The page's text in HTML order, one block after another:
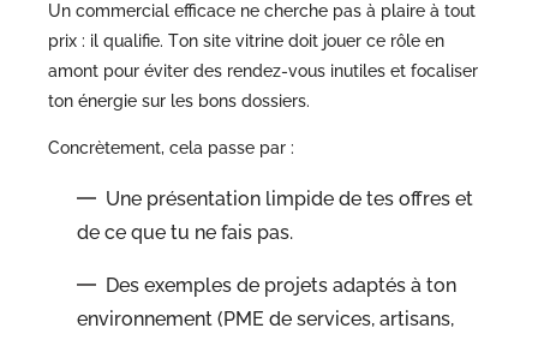
Un commercial efficace ne cherche pas à plaire à tout
prix : il qualifie. Ton site vitrine doit jouer ce rôle en
amont pour éviter des rendez-vous inutiles et focaliser
ton énergie sur les bons dossiers.
Concrètement, cela passe par :
Une présentation limpide de tes offres et
de ce que tu ne fais pas.
Des exemples de projets adaptés à ton
environnement (PME de services, artisans,